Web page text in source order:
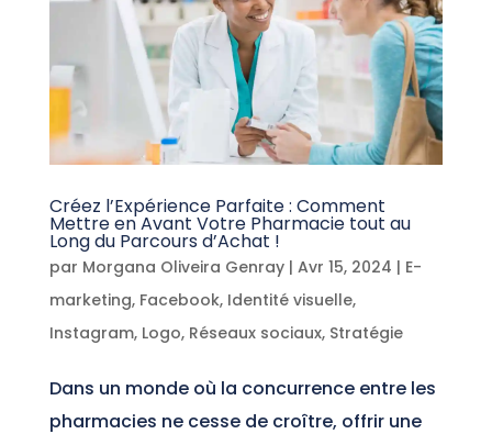
Créez l’Expérience Parfaite : Comment
Mettre en Avant Votre Pharmacie tout au
Long du Parcours d’Achat !
par Morgana Oliveira Genray| Avr 15, 2024 | E-
marketing, Facebook, Identité visuelle,
Instagram, Logo, Réseaux sociaux, Stratégie
Dans un monde où la concurrence entre les
pharmacies ne cesse de croître, offrir une